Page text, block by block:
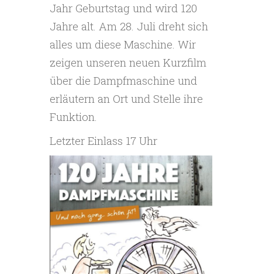
Jahr Geburtstag und wird 120
Jahre alt. Am 28. Juli dreht sich
alles um diese Maschine. Wir
zeigen unseren neuen Kurzfilm
über die Dampfmaschine und
erläutern an Ort und Stelle ihre
Funktion.
Letzter Einlass 17 Uhr